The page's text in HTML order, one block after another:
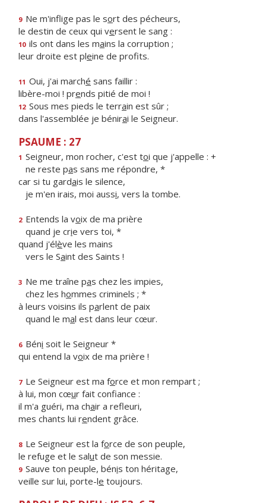
9 Ne m'inflige pas le sort des pécheurs,
le destin de ceux qui versent le sang :
10 ils ont dans les mains la corruption ;
leur droite est pleine de profits.
11 Oui, j'ai marché sans faillir :
libère-moi ! prends pitié de moi !
12 Sous mes pieds le terrain est sûr ;
dans l'assemblée je bénirai le Seigneur.
PSAUME : 27
1 Seigneur, mon rocher, c'est toi que j'appelle : +
ne reste pas sans me répondre, *
car si tu gardais le silence,
je m'en irais, moi aussi, vers la tombe.
2 Entends la voix de ma prière
quand je crie vers toi, *
quand j'élève les mains
vers le Saint des Saints !
3 Ne me traîne pas chez les impies,
chez les hommes criminels ; *
à leurs voisins ils parlent de paix
quand le mal est dans leur cœur.
6 Béni soit le Seigneur *
qui entend la voix de ma prière !
7 Le Seigneur est ma force et mon rempart ;
à lui, mon cœur fait confiance :
il m'a guéri, ma chair a refleuri,
mes chants lui rendent grâce.
8 Le Seigneur est la force de son peuple,
le refuge et le salut de son messie.
9 Sauve ton peuple, bénis ton héritage,
veille sur lui, porte-le toujours.